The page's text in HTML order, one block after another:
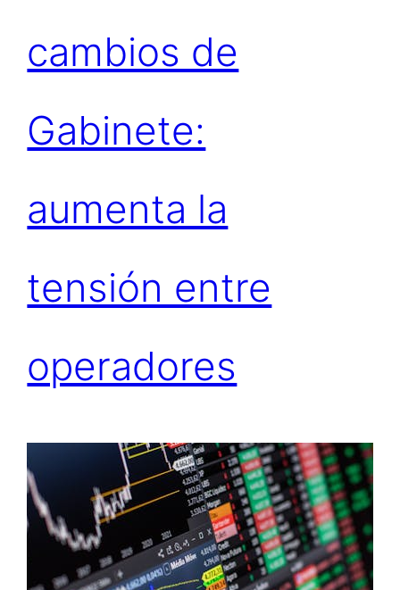
cambios de
Gabinete:
aumenta la
tensión entre
operadores